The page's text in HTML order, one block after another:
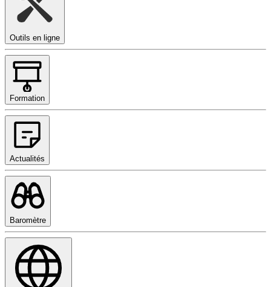
Outils en ligne
Formation
Actualités
Baromètre